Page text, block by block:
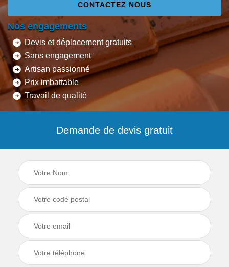
CONTACTEZ NOUS
Nos engagements
Devis et déplacement gratuits
Sans engagement
Artisan passionné
Prix imbattable
Travail de qualité
Demande de devis gratuit